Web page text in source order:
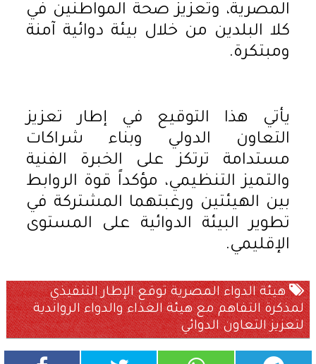
المصرية، وتعزيز صحة المواطنين في
كلا البلدين من خلال بيئة دوائية آمنة
ومبتكرة.
يأتي هذا التوقيع في إطار تعزيز
التعاون الدولي وبناء شراكات
مستدامة ترتكز على الخبرة الفنية
والتميز التنظيمي، مؤكداً قوة الروابط
بين الهيئتين ورغبتهما المشتركة في
تطوير البيئة الدوائية على المستوى
الإقليمي.
هيئة الدواء المصرية توقع الإطار التنفيذي
لمذكرة التفاهم مع هيئة الغذاء والدواء الرواندية
لتعزيز التعاون الدوائي